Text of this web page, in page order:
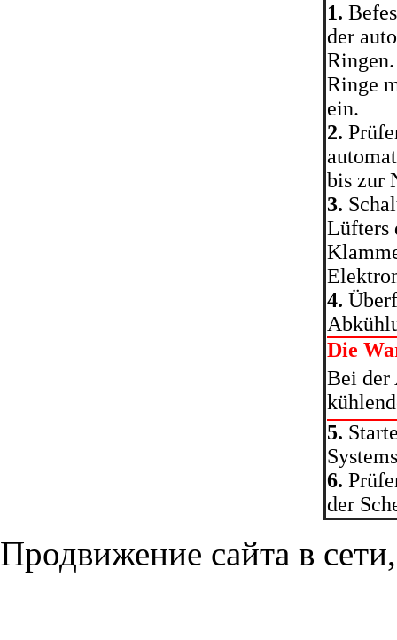
1.
der
Ringe
ein.
2.
bis zur
3.
Lüfters
4.
Die
Bei der
5.
6.
der
Продвижение сайта в